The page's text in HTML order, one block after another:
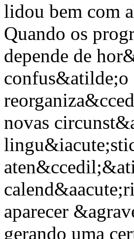
lidou bem com
Quando os
depende de
confus&atilde;o
novas
aparecer
gerando uma